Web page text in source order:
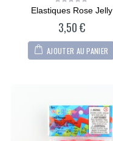
0
out
of
Elastiques Rose Jelly
3,50€
AJOUTER AU PANIER